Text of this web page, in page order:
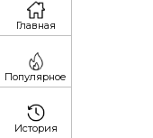
Главная
Популярное
История